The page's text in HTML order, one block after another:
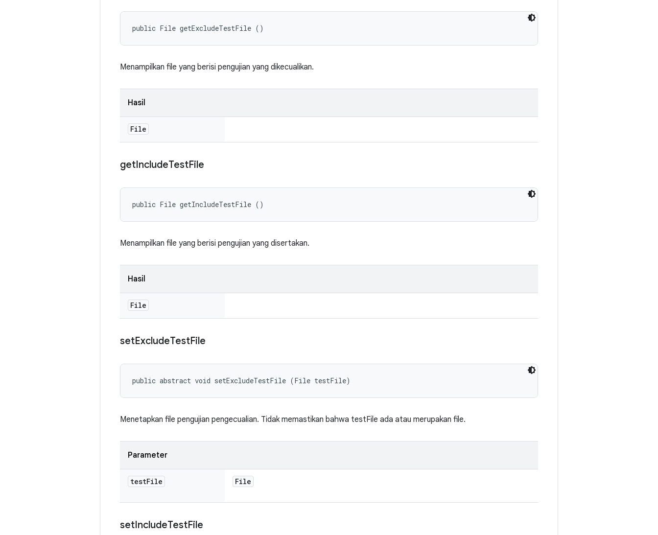
public File getExcludeTestFile ()
Menampilkan file yang berisi pengujian yang dikecualikan.
Hasil
File
getIncludeTestFile
public File getIncludeTestFile ()
Menampilkan file yang berisi pengujian yang disertakan.
Hasil
File
setExcludeTestFile
public abstract void setExcludeTestFile (File testFile)
Menetapkan file pengujian pengecualian. Tidak memastikan bahwa testFile ada atau merupakan file.
Parameter
testFile File
setIncludeTestFile